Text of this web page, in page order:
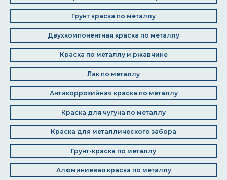
Грунт краска по металлу
Двухкомпонентная краска по металлу
Краска по металлу и ржавчине
Лак по металлу
Антикоррозийная краска по металлу
Краска для чугуна по металлу
Краска для металлического забора
Грунт-краска по металлу
Алюминиевая краска по металлу